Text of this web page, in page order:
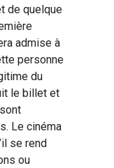
de quelque
admise à
personne
du
le billet et
Le cinéma
se rend
ou